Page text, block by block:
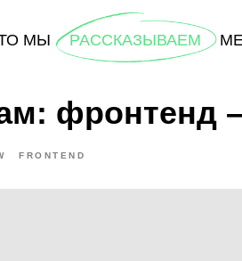
РАССКАЗЫВАЕМ
МЫ
фронтенд
FRONTEND